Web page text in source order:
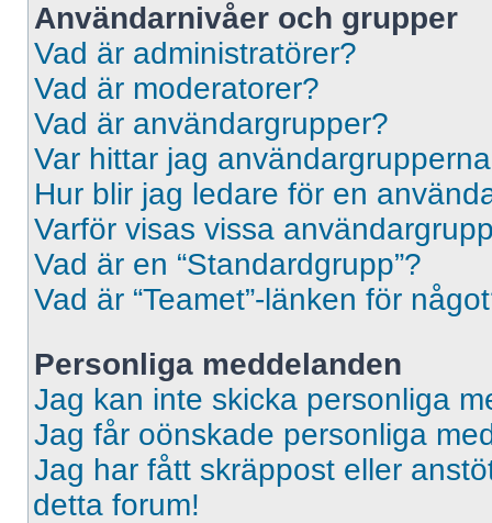
Användarnivåer och grupper
Vad är administratörer?
Vad är moderatorer?
Vad är användargrupper?
Var hittar jag
Hur blir jag ledare för en
Varför visas vissa
Vad är en “Standardgrupp”?
Vad är “Teamet”-länken för
Personliga meddelanden
Jag kan inte skicka personliga
Jag får oönskade personliga
Jag har fått skräppost eller
detta forum!